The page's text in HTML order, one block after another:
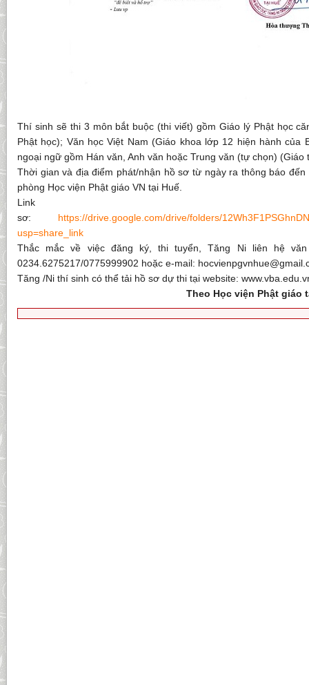
Thí sinh sẽ thi 3 môn bắt buộc (thi viết) gồm Giáo lý Phật học
Phật học); Văn học Việt Nam (Giáo khoa lớp 12 hiện hành của
ngoại ngữ gồm Hán văn, Anh văn hoặc Trung văn (tự chọn) (Giáo
Thời gian và địa điểm phát/nhận hồ sơ từ ngày ra thông báo
phòng Học viện Phật giáo VN tại Huế.
Link
sơ:
https://drive.google.com/drive/folders/
usp=share_link
Thắc mắc về việc đăng ký, thi tuyển, Tăng Ni liên hệ
0234.6275217/0775999902 hoặc e-mail:
Tăng /Ni thí sinh có thể tải hồ sơ dự thi tại website:
Theo Học viện Phật giáo